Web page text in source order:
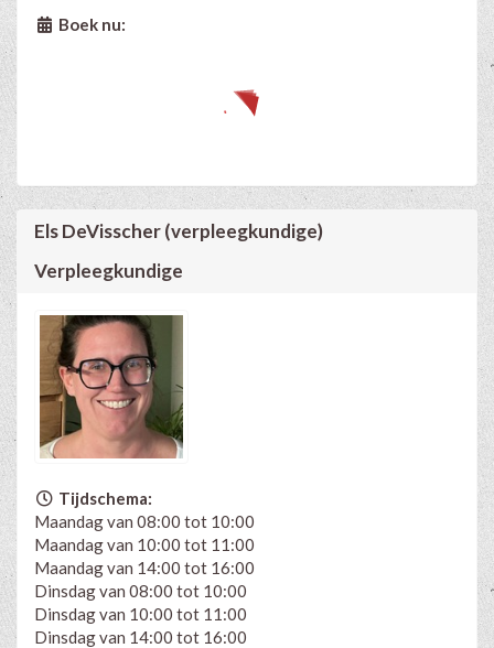
Boek nu:
Els DeVisscher (verpleegkundige)
Verpleegkundige
Tijdschema:
Maandag van 08:00 tot 10:00
Maandag van 10:00 tot 11:00
Maandag van 14:00 tot 16:00
Dinsdag van 08:00 tot 10:00
Dinsdag van 10:00 tot 11:00
Dinsdag van 14:00 tot 16:00